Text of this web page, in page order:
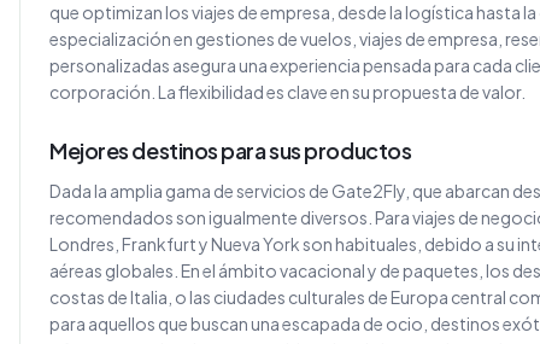
que optimizan los viajes de empresa, desde la logística hasta
especialización en gestiones de vuelos, viajes de empresa,
personalizadas asegura una experiencia pensada para cada
corporación. La flexibilidad es clave en su propuesta de valor.
Mejores destinos para sus productos
Dada la amplia gama de servicios de Gate2Fly, que abarcan
recomendados son igualmente diversos. Para viajes de
Londres, Frankfurt y Nueva York son habituales, debido a su
aéreas globales. En el ámbito vacacional y de paquetes, los
costas de Italia, o las ciudades culturales de Europa central
para aquellos que buscan una escapada de ocio, destinos